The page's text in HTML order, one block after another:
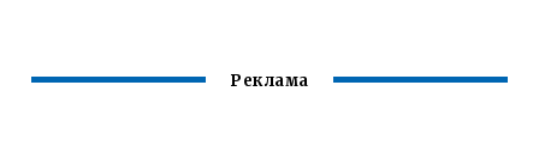
Реклама